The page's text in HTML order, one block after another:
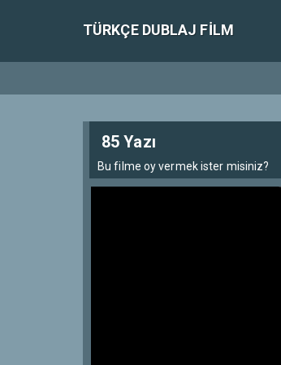
TÜRKÇE DUBLAJ FILM
85 Yazı
Bu filme oy vermek ister misiniz?